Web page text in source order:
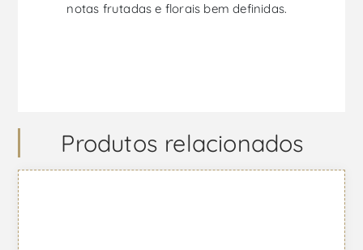
notas frutadas e florais bem definidas.
Produtos relacionados